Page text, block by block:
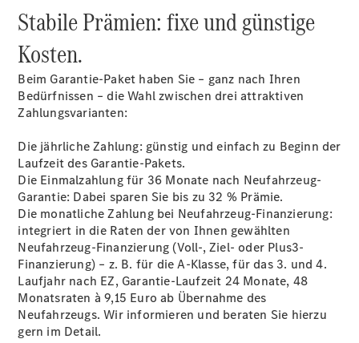
Stabile Prämien: fixe und günstige
Kosten.
Beim Garantie-Paket haben Sie – ganz nach Ihren
Bedürfnissen – die Wahl zwischen drei attraktiven
Zahlungsvarianten:
Die jährliche Zahlung: günstig und einfach zu Beginn der
Laufzeit des Garantie-Pakets.
Die Einmalzahlung für 36 Monate nach Neufahrzeug-
Garantie: Dabei sparen Sie bis zu 32 % Prämie.
Die monatliche Zahlung bei Neufahrzeug-Finanzierung:
integriert in die Raten der von Ihnen gewählten
Neufahrzeug-Finanzierung (Voll-, Ziel- oder Plus3-
Finanzierung) – z. B. für die A-Klasse, für das 3. und 4.
Laufjahr nach EZ, Garantie-Laufzeit 24 Monate, 48
Monatsraten à 9,15 Euro ab Übernahme des
Neufahrzeugs. Wir informieren und beraten Sie hierzu
gern im Detail.